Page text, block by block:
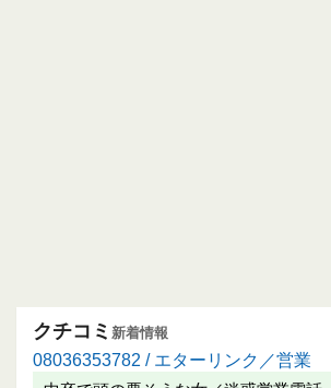
クチコミ 新着情報
08036353782 / エターリンク／営業